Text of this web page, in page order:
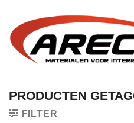
inhoud
PRODUCTEN
FILTER